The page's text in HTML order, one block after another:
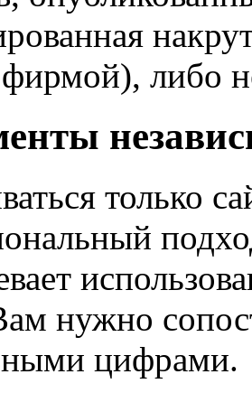
либо
только
нужно
цифрами.